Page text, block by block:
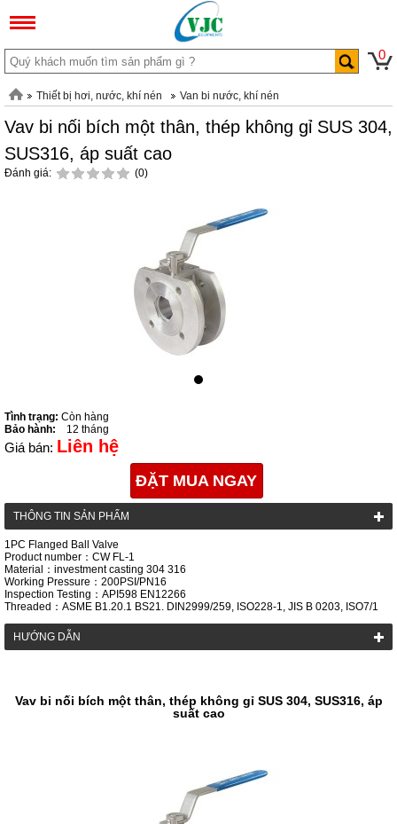
0
Thiết bị hơi, nước, khí nén Van bi nước, khí nén
Vav bi nối bích một thân, thép không gỉ SUS 304,
SUS316, áp suất cao
Đánh giá: (0)
Tình trạng: Còn hàng
Bảo hành:
12 tháng
Giá bán: Liên hệ
ĐẶT MUA NGAY
THÔNG TIN SẢN PHẨM
1PC Flanged Ball Valve
Product number：CW FL-1
Material：investment casting 304 316
Working Pressure：200PSI/PN16
Inspection Testing：API598 EN12266
Threaded：ASME B1.20.1 BS21. DIN2999/259, ISO228-1, JIS B 0203, ISO7/1
HƯỚNG DẪN
Vav bi nối bích một thân, thép không gỉ SUS 304, SUS316, áp
suất cao